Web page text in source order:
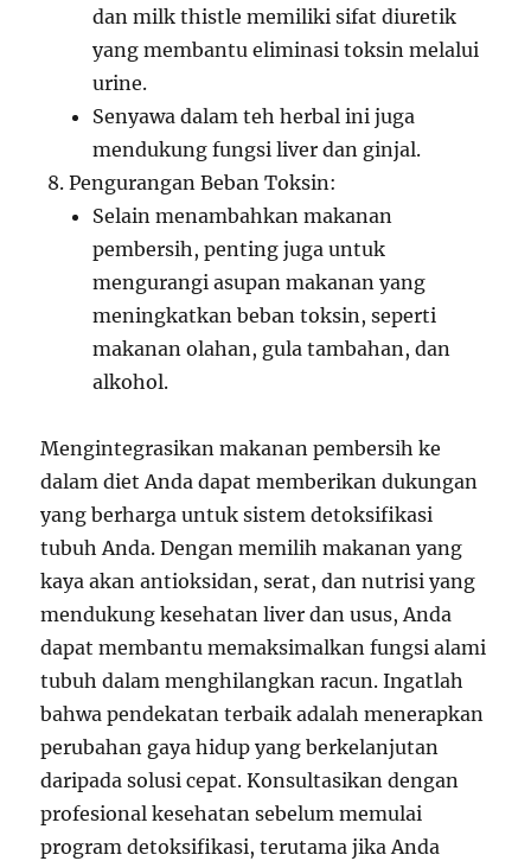
dan milk thistle memiliki sifat diuretik
yang membantu eliminasi toksin melalui
urine.
Senyawa dalam teh herbal ini juga
mendukung fungsi liver dan ginjal.
Pengurangan Beban Toksin:
Selain menambahkan makanan
pembersih, penting juga untuk
mengurangi asupan makanan yang
meningkatkan beban toksin, seperti
makanan olahan, gula tambahan, dan
alkohol.
Mengintegrasikan makanan pembersih ke
dalam diet Anda dapat memberikan dukungan
yang berharga untuk sistem detoksifikasi
tubuh Anda. Dengan memilih makanan yang
kaya akan antioksidan, serat, dan nutrisi yang
mendukung kesehatan liver dan usus, Anda
dapat membantu memaksimalkan fungsi alami
tubuh dalam menghilangkan racun. Ingatlah
bahwa pendekatan terbaik adalah menerapkan
perubahan gaya hidup yang berkelanjutan
daripada solusi cepat. Konsultasikan dengan
profesional kesehatan sebelum memulai
program detoksifikasi, terutama jika Anda